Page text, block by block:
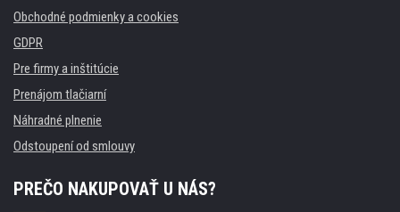
Obchodné podmienky a cookies
GDPR
Pre firmy a inštitúcie
Prenájom tlačiarní
Náhradné plnenie
Odstoupení od smlouvy
PREČO NAKUPOVAŤ U NÁS?